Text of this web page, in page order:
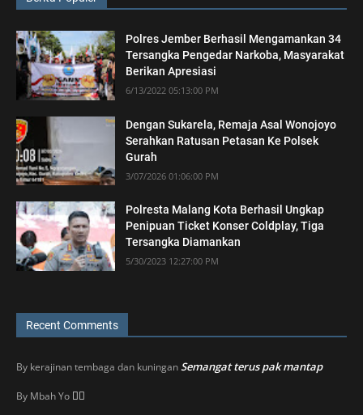
Polres Jember Berhasil Mengamankan 34
Tersangka Pengedar Narkoba, Masyarakat
Berikan Apresiasi
6/13/2022 05:13:00 PM
Dengan Sukarela, Remaja Asal Wonojoyo
Serahkan Ratusan Petasan Ke Polsek
Gurah
3/07/2026 01:06:00 PM
Polresta Malang Kota Berhasil Ungkap
Penipuan Ticket Konser Coldplay, Tiga
Tersangka Diamankan
5/30/2023 12:27:00 PM
Recent Comments
By kerajinan tembaga dan kuninganSemangat terus pak mantap
By Mbah Yo 👍🏼